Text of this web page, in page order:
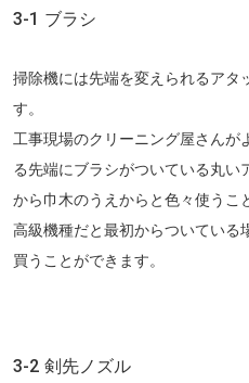
3-1 ブラシ
掃除機には先端を変えられるアタ
す。
工事現場のクリーニング屋さんが
る先端にブラシがついている丸い
から巾木のうえからと色々使うこ
高級機種だと最初からついている
買うことができます。
3-2 剣先ノズル